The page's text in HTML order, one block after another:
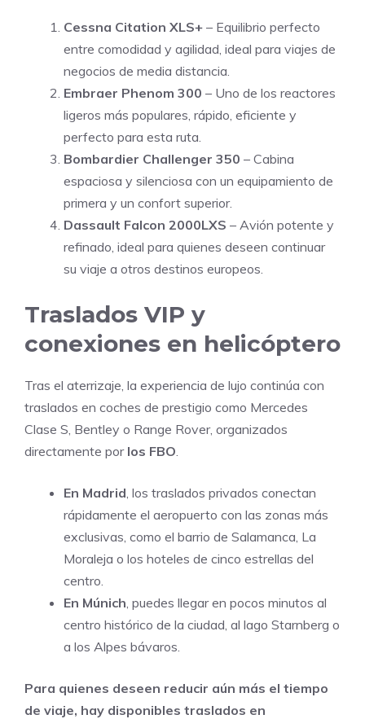
Cessna Citation XLS+ – Equilibrio perfecto
entre comodidad y agilidad, ideal para viajes de
negocios de media distancia.
Embraer Phenom 300 – Uno de los reactores
ligeros más populares, rápido, eficiente y
perfecto para esta ruta.
Bombardier Challenger 350 – Cabina
espaciosa y silenciosa con un equipamiento de
primera y un confort superior.
Dassault Falcon 2000LXS – Avión potente y
refinado, ideal para quienes deseen continuar
su viaje a otros destinos europeos.
Traslados VIP y
conexiones en helicóptero
Tras el aterrizaje, la experiencia de lujo continúa con
traslados en coches de prestigio como Mercedes
Clase S, Bentley o Range Rover, organizados
directamente por los FBO
En Madrid , los traslados privados conectan
rápidamente el aeropuerto con las zonas más
exclusivas, como el barrio de Salamanca, La
Moraleja o los hoteles de cinco estrellas del
centro.
En Múnich , puedes llegar en pocos minutos al
centro histórico de la ciudad, al lago Starnberg o
a los Alpes bávaros.
Para quienes deseen reducir aún más el tiempo
de viaje, hay disponibles traslados en